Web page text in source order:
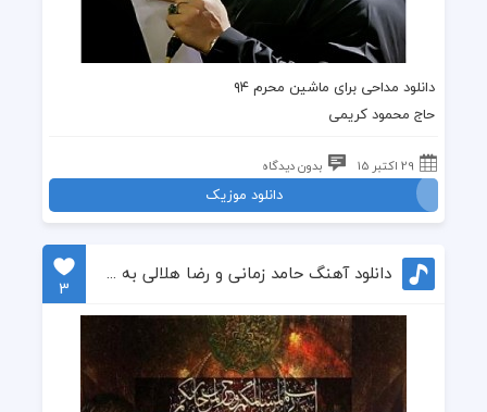
دانلود مداحی برای ماشین محرم ۹۴
حاج محمود کریمی
29 اکتبر 15 بدون دیدگاه
دانلود موزیک
دانلود آهنگ حامد زمانی و رضا هلالی به نام امام حسین
3